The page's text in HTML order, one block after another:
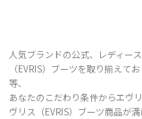
人気ブランドの公式、レディー
（EVRIS）ブーツを取り揃えて
等、
あなたのこだわり条件からエヴ
ヴリス（EVRIS）ブーツ商品が満